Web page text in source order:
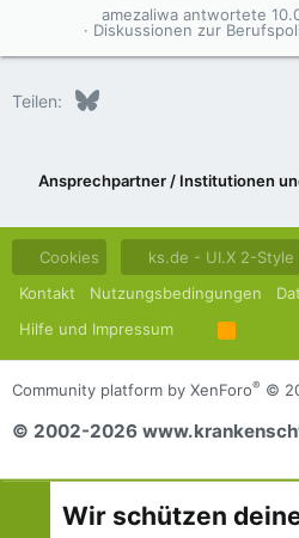
Diskussionen zur
amezaliwa
Teilen: Bluesky
Ansprechpartner / Institutionen
Cookies ks.de - UI.X 2-Style
Kontakt
Nutzungsbedingungen
Hilfe und Impressum
R
S
S
Community platform by XenForo® ©
© 2002-2026
Wir schützen